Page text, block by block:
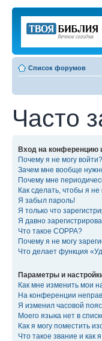
Список форумов
Часто
Вход на конференцию
Почему я не могу войти?
Зачем мне вообще
Почему мне
Как сделать, чтобы я
Я забыл пароль!
Я только что
Я давно
Что такое COPPA?
Почему я не могу
Что делает функция
Параметры и
Как мне изменить мои
На конференции
Я изменил часовой
Моего языка нет в
Как я могу поместить
Что такое звание и как